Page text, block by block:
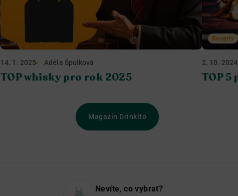
14. 1. 2025 Adéla Špulková
TOP whisky pro rok 2025
Recepty
2. 10. 2024
TOP
Magazín Drinkito
Nevíte, co vybrat?